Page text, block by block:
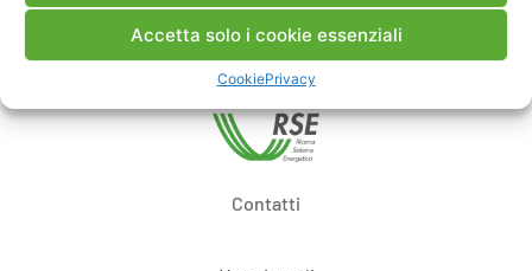
Accetta solo i cookie essenziali
CookiePrivacy
Contatti